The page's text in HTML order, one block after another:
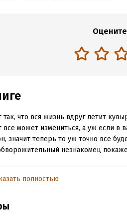
так, что вся жизнь вдруг летит
все может измениться, а уж если в
значит теперь то уж точно все
незнакомец
информация
43447
полностью